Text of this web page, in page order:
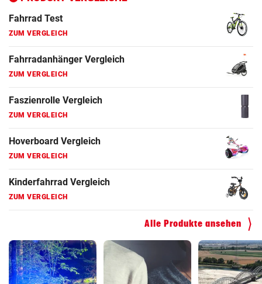
Elektro-Scooter Vergleich
ZUM VERGLEICH
Ergometer Vergleich
ZUM VERGLEICH
Fahrrad Test
ZUM VERGLEICH
Fahrradanhänger Vergleich
ZUM VERGLEICH
Faszienrolle Vergleich
ZUM VERGLEICH
Kinderfahrrad Vergleich
ZUM VERGLEICH
Alle Produkte ansehen